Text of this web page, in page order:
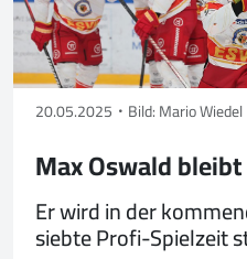
20.05.2025 Bild: Mario Wiedel
Max Oswald
Er wird in der
siebte Profi-Spielzeit